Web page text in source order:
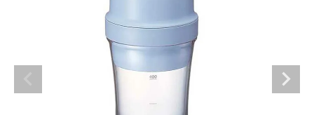
冷暖房家電